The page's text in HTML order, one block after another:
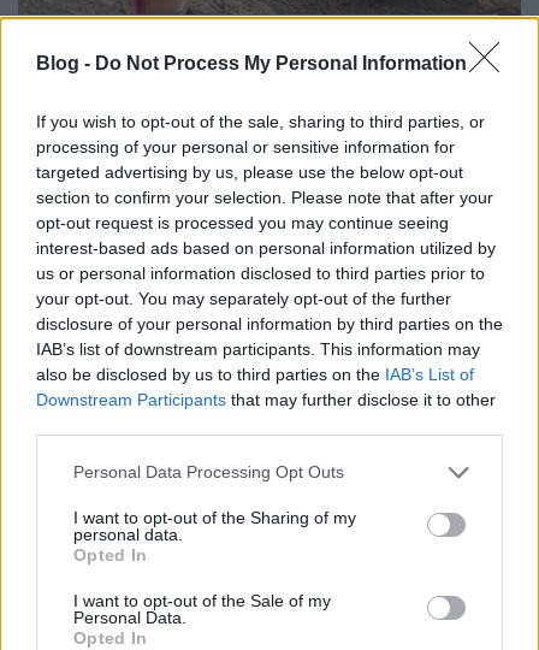
Blog - Do Not Process My Personal Information
If you wish to opt-out of the sale, sharing to third parties, or
processing of your personal or sensitive information for
targeted advertising by us, please use the below opt-out
section to confirm your selection. Please note that after your
opt-out request is processed you may continue seeing
interest-based ads based on personal information utilized by
us or personal information disclosed to third parties prior to
your opt-out. You may separately opt-out of the further
disclosure of your personal information by third parties on the
IAB’s list of downstream participants. This information may
also be disclosed by us to third parties on the IAB’s List of
Downstream Participants that may further disclose it to other
Please note that this website/app uses one or more Google
not limited to your visit or usage behaviour. You may click to
grant or deny consent to Google and its third-party tags to
use your data for below specified purposes in below Google
consent section.
Personal Data Processing Opt Outs
I want to opt-out of the Sharing of my
personal data.
Opted In
I want to opt-out of the Sale of my
Personal Data.
Opted In
Nemzetközi cukrászsztár érkezik a
Nobu Budapestbe
HATTYU 2026. július 29.
Három napig a desszerté a főszerep
Regis Cursan, a Nobu nemzetközi cukrászséfje
Budapestre érkezik,
és desszert – koktél párosításokat ...